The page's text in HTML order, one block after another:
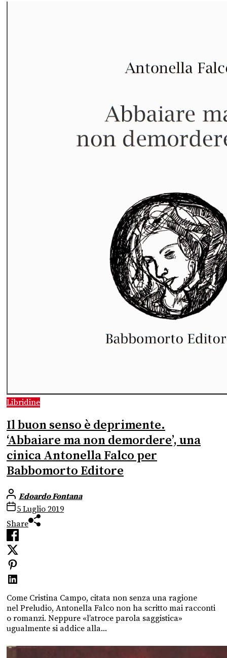
Libridine
Il buon senso è deprimente.
‘Abbaiare ma non demordere’, una
cinica Antonella Falco per
Babbomorto Editore
Edoardo Fontana
5 Luglio 2019
Share
Come Cristina Campo, citata non senza una ragione
nel Preludio, Antonella Falco non ha scritto mai racconti
o romanzi. Neppure «l’atroce parola saggistica»
ugualmente si addice alla...